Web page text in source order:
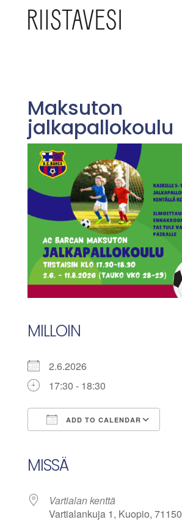
Maksuton
jalkapallokoulu
MILLOIN
2.6.2026
17:30 - 18:30
ADD TO CALENDAR
MISSÄ
Vartialan kenttä
Vartialankuja 1, Kuopio, 71150